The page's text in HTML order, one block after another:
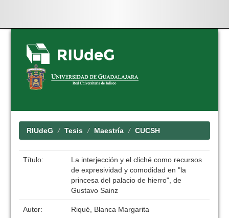
Skip
navigation
RIUdeG Tesis Maestría CUCSH
Título:
La interjección y el cliché como recursos
de expresividad y comodidad en "la
princesa del palacio de hierro", de
Gustavo Sainz
Autor: Riqué, Blanca Margarita